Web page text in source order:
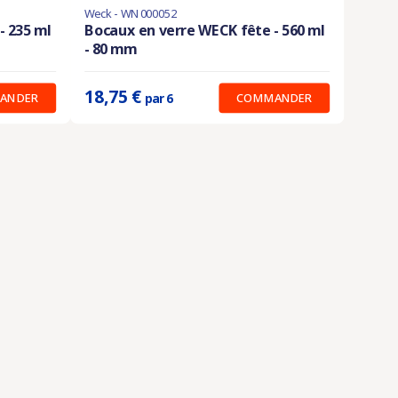
235 ml
En stock
Prix unitaire :
Weck - WN000052
Bocaux en verre WECK fête - 560 ml
- 80 mm
18,75 € par 6 COMMANDER